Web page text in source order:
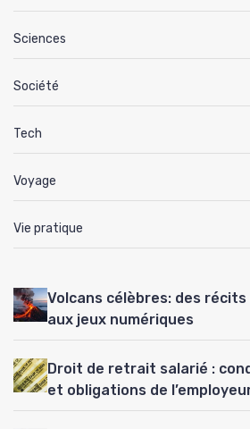
Sciences
Société
Tech
Voyage
Vie pratique
Volcans célèbres: des
aux jeux numériques
Droit de retrait salarié :
et obligations de